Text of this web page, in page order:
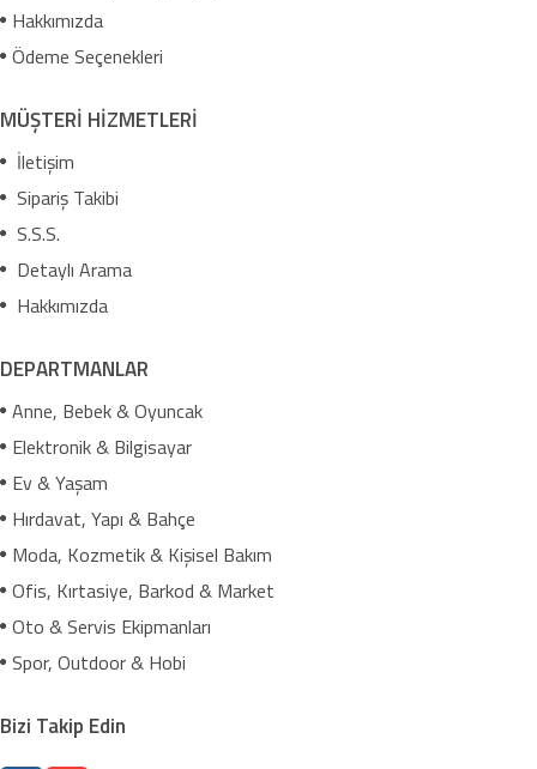
Hakkımızda
Ödeme Seçenekleri
MÜŞTERİ HİZMETLERİ
İletişim
Sipariş Takibi
S.S.S.
Detaylı Arama
Hakkımızda
DEPARTMANLAR
Anne, Bebek & Oyuncak
Elektronik & Bilgisayar
Ev & Yaşam
Hırdavat, Yapı & Bahçe
Moda, Kozmetik & Kişisel Bakım
Ofis, Kırtasiye, Barkod & Market
Oto & Servis Ekipmanları
Spor, Outdoor & Hobi
Bizi Takip Edin